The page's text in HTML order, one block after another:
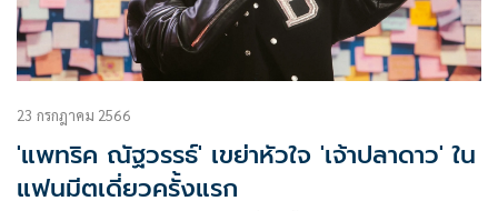
23 กรกฎาคม 2566
'แพทริค ณัฐวรรธ์' เขย่าหัวใจ 'เจ้าปลาดาว' ใน
แฟนมีตเดี่ยวครั้งแรก